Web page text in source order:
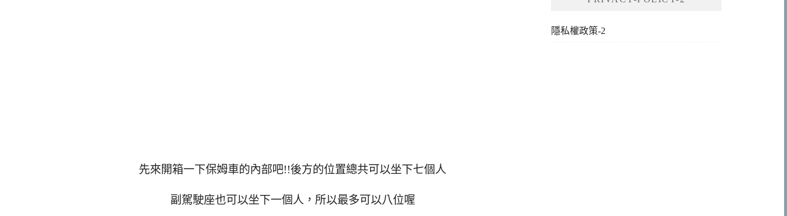
先來開箱一下保姆車的內部吧!!後方的位置總共可以坐下七個人
副駕駛座也可以坐下一個人，所以最多可以八位喔
隱私權政策-2